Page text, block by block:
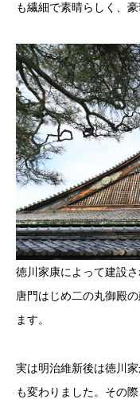
も繊細で素晴らしく、
徳川家康によって建設
唐門はじめ二の丸御殿
ます。
実は明治維新後は徳川
も変わりました。その